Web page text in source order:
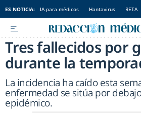
ES NOTICIA: IA para médicos Hantavirus RETA
Tres fallecidos por
durante la
La incidencia ha caído esta
enfermedad se sitúa por
epidémico.